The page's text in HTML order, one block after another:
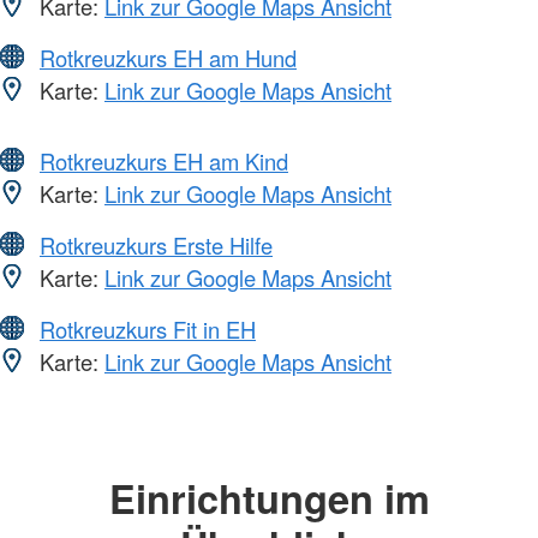
Rotkreuzkurs EH am Hund
Karte: Link zur Google Maps Ansicht
Rotkreuzkurs EH am Kind
Karte: Link zur Google Maps Ansicht
Rotkreuzkurs Erste Hilfe
Karte: Link zur Google Maps Ansicht
Rotkreuzkurs Fit in EH
Karte: Link zur Google Maps Ansicht
Einrichtungen im